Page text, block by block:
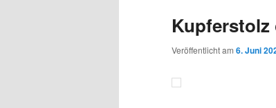
Kupferstolz
Veröffentlicht am 6. Juni